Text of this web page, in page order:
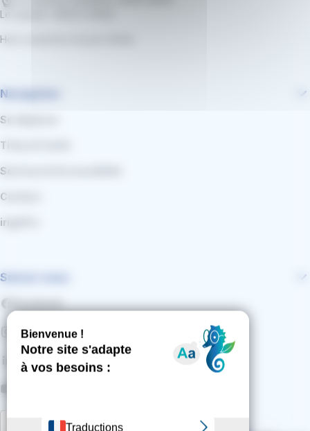
Le samedi : 8h30 à 13h30
Hors vacances et jours fériés
Navigation
Se déplacer
Titres & Tarifs
Services & Accessibilité
Contact
irigoPro
Suivez-nous
Facebook
Instagram
LinkedIn